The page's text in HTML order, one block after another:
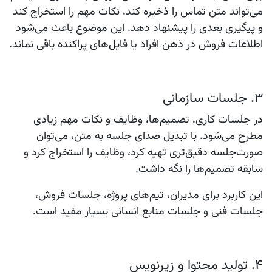
می‌تواند متن تماس را ذخیره کند، نکات مهم را استخراج کند
و پیگیری بعدی را پیشنهاد دهد. این موضوع باعث می‌شود
اطلاعات فروش در ذهن افراد یا فایل‌های پراکنده باقی نماند.
۳. جلسات سازمانی
در جلسات کاری، تصمیم‌ها، وظایف و نکات مهم زیادی
مطرح می‌شود. با تبدیل صدای جلسه به متن، می‌توان
صورت‌جلسه دقیق‌تری تهیه کرد، وظایف را استخراج کرد و
سابقه تصمیم‌ها را نگه داشت.
این کاربرد برای مدیران، تیم‌های پروژه، جلسات فروش،
جلسات فنی و جلسات منابع انسانی بسیار مفید است.
۴. تولید محتوا و زیرنویس